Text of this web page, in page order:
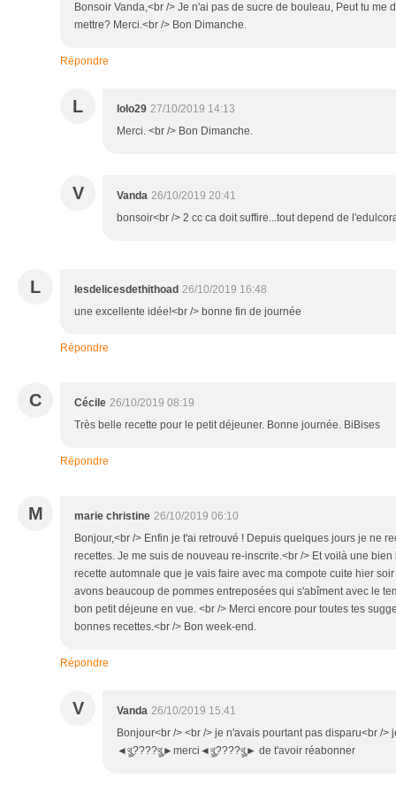
Bonsoir Vanda,<br /> Je n'ai pas de sucre de bouleau, Peut tu me
mettre? Merci.<br /> Bon Dimanche.
Répondre
L lolo29 27/10/2019 14:13
Merci. <br /> Bon Dimanche.
V Vanda 26/10/2019 20:41
bonsoir<br /> 2 cc ca doit suffire...tout depend de
L lesdelicesdethithoad 26/10/2019 16:48
une excellente idée!<br /> bonne fin de journée
Répondre
C Cécile 26/10/2019 08:19
Très belle recette pour le petit déjeuner. Bonne journée. BiBises
Répondre
M marie christine 26/10/2019 06:10
Bonjour,<br /> Enfin je t'ai retrouvé ! Depuis quelques jours je ne
recettes. Je me suis de nouveau re-inscrite.<br /> Et voilà une
recette automnale que je vais faire avec ma compote cuite hier
avons beaucoup de pommes entreposées qui s'abîment avec le
bon petit déjeune en vue. <br /> Merci encore pour toutes tes
bonnes recettes.<br /> Bon week-end.
Répondre
V Vanda 26/10/2019 15:41
Bonjour<br /> <br /> je n'avais pourtant pas disparu<br />
◄থৣ????থৣ►merci◄থৣ????থৣ► de t'avoir réabonner